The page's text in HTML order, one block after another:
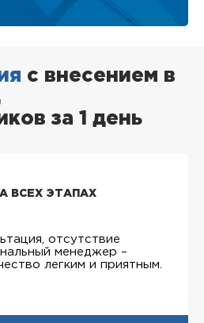
с внесением в
за 1 день
ВСЕХ ЭТАПАХ
отсутствие
менеджер –
легким и приятным.